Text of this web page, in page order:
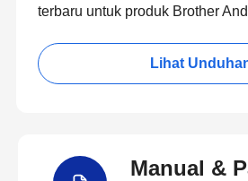
terbaru untuk produk Brother
Lihat
Manual &